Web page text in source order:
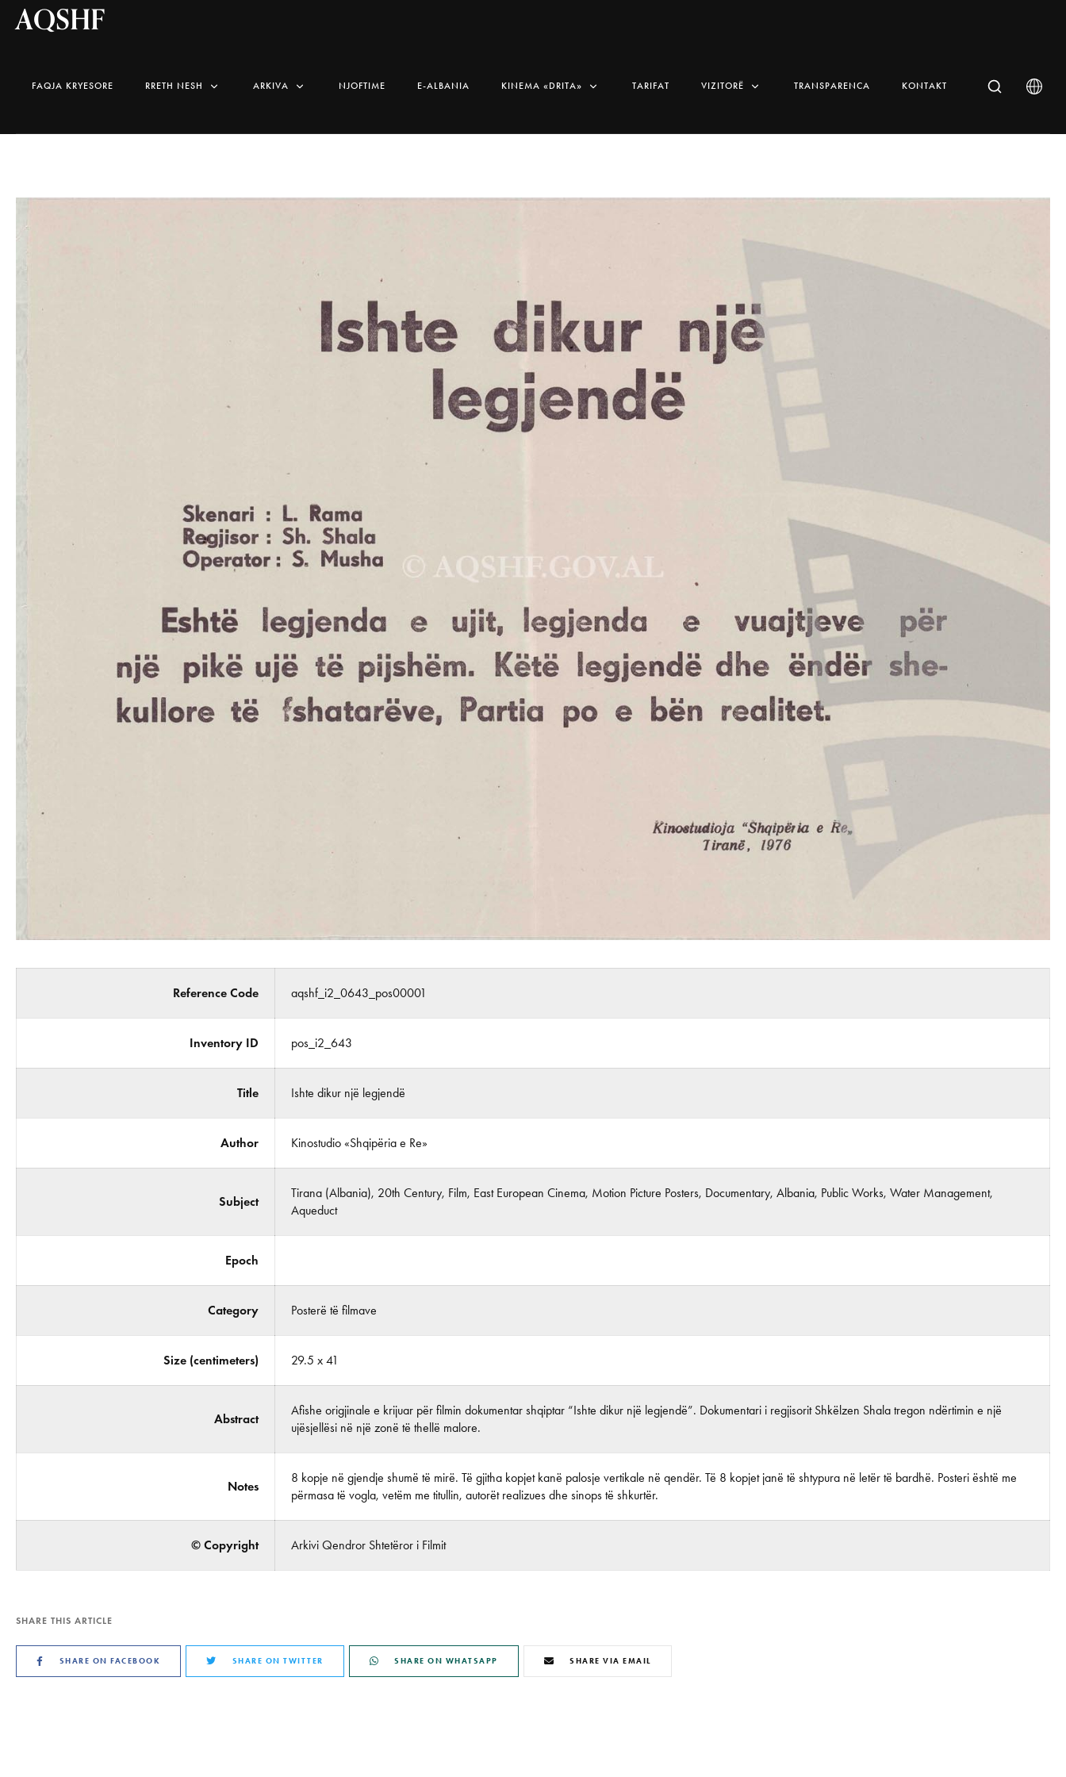
AQSHF
FAQJA KRYESORE RRETH NESH ARKIVA NJOFTIME E-ALBANIA KINEMA «DRITA» TARIFAT VIZITORË TRANSPARENCA KONTAKT
Reference Code aqshf_i2_0643_pos00001
Inventory ID pos_i2_643
Title Ishte dikur një legjendë
Author Kinostudio «Shqipëria e Re»
Subject
Tirana (Albania), 20th Century, Film, East European Cinema, Motion Picture Posters, Documentary, Albania, Public Works, Water Management,
Aqueduct
Epoch
Category Posterë të filmave
Size (centimeters) 29.5 x 41
Abstract
Afishe origjinale e krijuar për filmin dokumentar shqiptar “Ishte dikur një legjendë”. Dokumentari i regjisorit Shkëlzen Shala tregon ndërtimin e një
ujësjellësi në një zonë të thellë malore.
Notes
8 kopje në gjendje shumë të mirë. Të gjitha kopjet kanë palosje vertikale në qendër. Të 8 kopjet janë të shtypura në letër të bardhë. Posteri është me
përmasa të vogla, vetëm me titullin, autorët realizues dhe sinops të shkurtër.
© Copyright Arkivi Qendror Shtetëror i Filmit
SHARE THIS ARTICLE
SHARE ON FACEBOOK SHARE ON TWITTER SHARE ON WHATSAPP SHARE VIA EMAIL